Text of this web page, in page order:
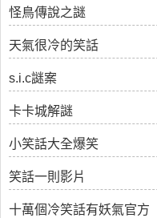
怪鳥傳說之謎
天氣很冷的笑話
s.i.c謎案
卡卡城解謎
小笑話大全爆笑
笑話一則影片
十萬個冷笑話有妖氣官方